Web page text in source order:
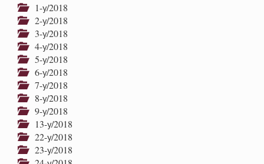
1-у/2018
2-у/2018
3-у/2018
4-у/2018
5-у/2018
6-у/2018
7-у/2018
8-у/2018
9-у/2018
13-у/2018
22-у/2018
23-у/2018